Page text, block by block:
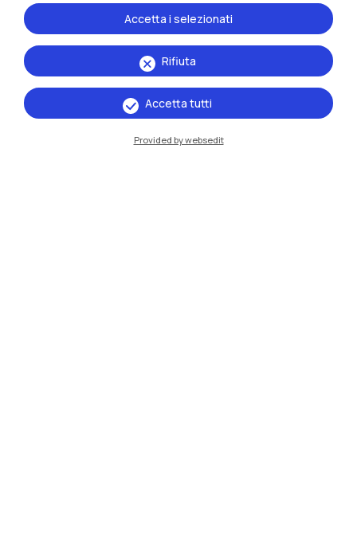
Rifiuta
Accetta i selezionati
Accetta tutti
Provided by websedit